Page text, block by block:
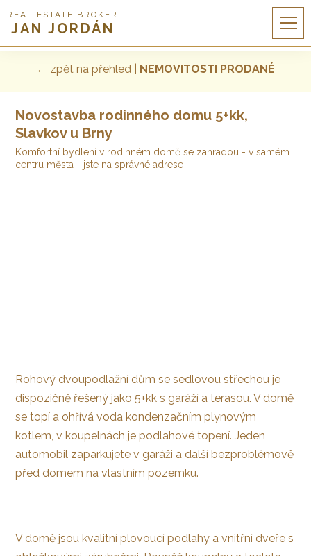
REAL ESTATE BROKER
JAN JORDÁN
← zpět na přehled NEMOVITOSTI PRODANÉ
Novostavba rodinného domu 5+kk,
Slavkov u Brny
Komfortní bydlení v rodinném domě se zahradou - v samém
centru města - jste na správné adrese
Rohový dvoupodlažní dům se sedlovou střechou je
dispozičně řešený jako 5+kk s garáží a terasou. V domě
se topí a ohřívá voda kondenzačním plynovým
kotlem, v koupelnách je podlahové topení. Jeden
automobil zaparkujete v garáži a další bezproblémově
před domem na vlastním pozemku.
V domě jsou kvalitní plovoucí podlahy a vnitřní dveře s